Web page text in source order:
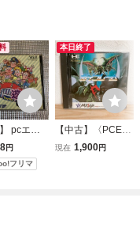
pcエン
人生
円
フリマ
本日終了
【中古】〈PCEソ
フト〉ガイフレー
現在 1,900円